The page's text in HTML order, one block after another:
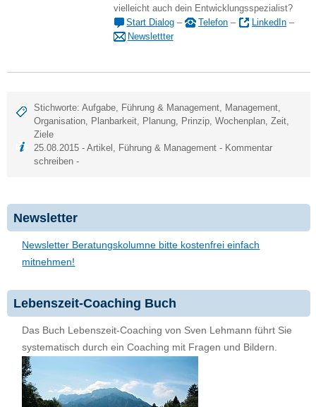
vielleicht auch dein Entwicklungsspezialist?
Start Dialog – Telefon – LinkedIn –
Newslettter
Stichworte:Aufgabe Führung & Management Management
Organisation
Planbarkeit Planung Prinzip ,Wochenplan ,Zeit
Ziele
25.08.2015 -Artikel Führung & Management - Kommentar
schreiben -
Newsletter
Newsletter Beratungskolumne bitte kostenfrei einfach
mitnehmen!
Lebenszeit-Coaching Buch
Das Buch Lebenszeit-Coaching von Sven Lehmann führt Sie
systematisch durch ein Coaching mit Fragen und Bildern.